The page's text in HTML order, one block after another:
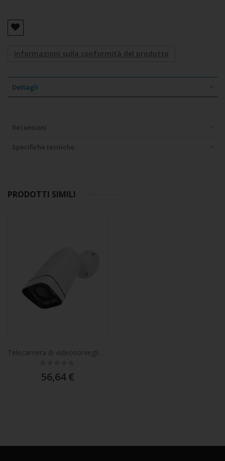
Informazioni sulla conformità del prodotto
Dettagli
Recensioni
Specifiche tecniche
PRODOTTI SIMILI
56,64 €